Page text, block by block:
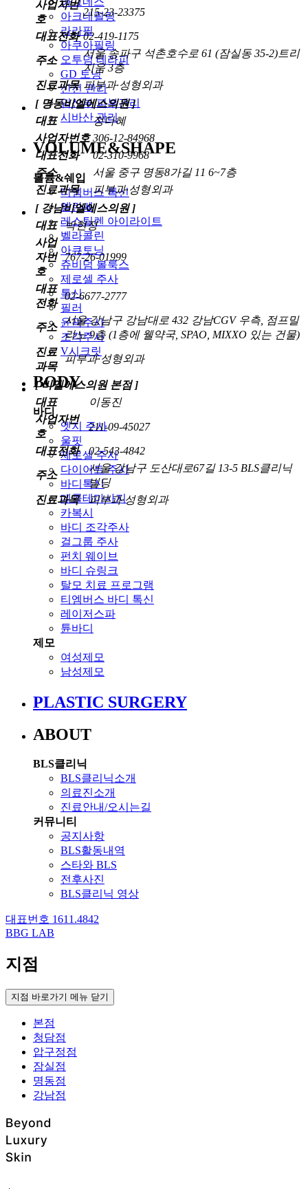
아크네필링
라라필
아쿠아필링
오투덤 테라피
GD 토닝
산전 관리
임산부 피부관리
시바산 관리
VOLUME&SHAPE
볼륨&쉐입
티엠버스 톡신
엘란쎄
레스틸렌 아이라이트
벨라콜린
아큐토닝
쥬비덤 볼룩스
제로셀 주사
톡신
필러
윤곽주사
조각주사
V시크릿
BODY
바디
엣지 주사
울핏
제로셀 주사
다이어트 주사
바디톡신
데콜테마사지
카복시
바디 조각주사
걸그룹 주사
펀치 웨이브
바디 슈링크
탈모 치료 프로그램
티엠버스 바디 톡신
레이저스파
튠바디
제모
여성제모
남성제모
PLASTIC SURGERY
ABOUT
BLS클리닉
BLS클리닉소개
의료진소개
진료안내/오시는길
커뮤니티
공지사항
BLS활동내역
스타와 BLS
전후사진
BLS클리닉 영상
대표번호 1611.4842
BBG LAB
지점
지점 바로가기 메뉴 닫기
본점
청담점
압구정점
잠실점
명동점
강남점
사업자번
호
215-23-23375
대표전화 02-419-1175
주소
서울 송파구 석촌호수로 61 (잠실동 35-2)트리
지움 3층
진료과목 피부과·성형외과
[ 명동비엘에스의원 ]
대표
정다혜
사업자번호 306-12-84968
대표전화
02-310-9968
주소
서울 중구 명동8가길 11 6~7층
진료과목
피부과·성형외과
[ 강남비엘에스의원 ]
대표
박현정
사업
자번
호
767-26-01999
대표
전화
02-6677-2777
주소
서울 강남구 강남대로 432 강남CGV 우측, 점프밀
라노 9층 (1층에 웰약국, SPAO, MIXXO 있는 건물)
진료
과목
피부과·성형외과
[ 비엘에스의원 본점 ]
대표
이동진
사업자번
호
211-09-45027
대표전화 02-543-4842
주소
서울 강남구 도산대로67길 13-5 BLS클리닉
빌딩
진료과목
피부과·성형외과